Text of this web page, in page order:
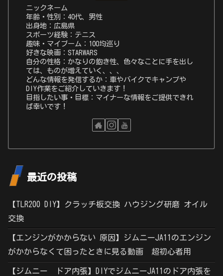
ニックネーム
年齢・性別：40代、男性
出身地：広島県
スポーツ経験：テニス
趣味・マイブーム：100均巡り
好きな映画：STARWARS
自分の性格：かなりの飽き性、色々なことに手を出し
ては、ものが増えていく、、、
どんな情報を発信するか：車やバイクでキャンプや
DIY作業をご紹介していきます！
目指したい事・目標：マイナーな情報をご提供できれ
ば幸いです！
最近の投稿
【TLR200 DIY】クラッチ板交換 ハウジング研磨 オイル
交換
【エンジンがかからない 原因】ジムニーJA11のエンジン
がかからなくて困ったときに見る動画 超初心者用
【ジムニー ドア内張】DIYでジムニーJA11のドア内張を